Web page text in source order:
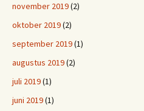
november 2019(2)
oktober 2019(2)
september 2019(1)
augustus 2019(2)
juli 2019(1)
juni 2019(1)